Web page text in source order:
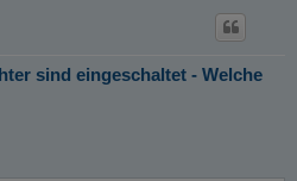
sind eingeschaltet - Welche